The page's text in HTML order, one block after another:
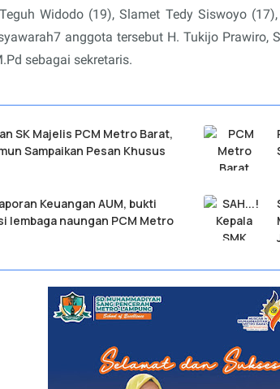
Widodo (19), Slamet Tedy Siswoyo
anggota tersebut H. Tukijo Prawiro,
sebagai sekretaris.
SK Majelis PCM Metro Barat,
Sampaikan Pesan Khusus
Keuangan AUM, bukti
lembaga naungan PCM Metro